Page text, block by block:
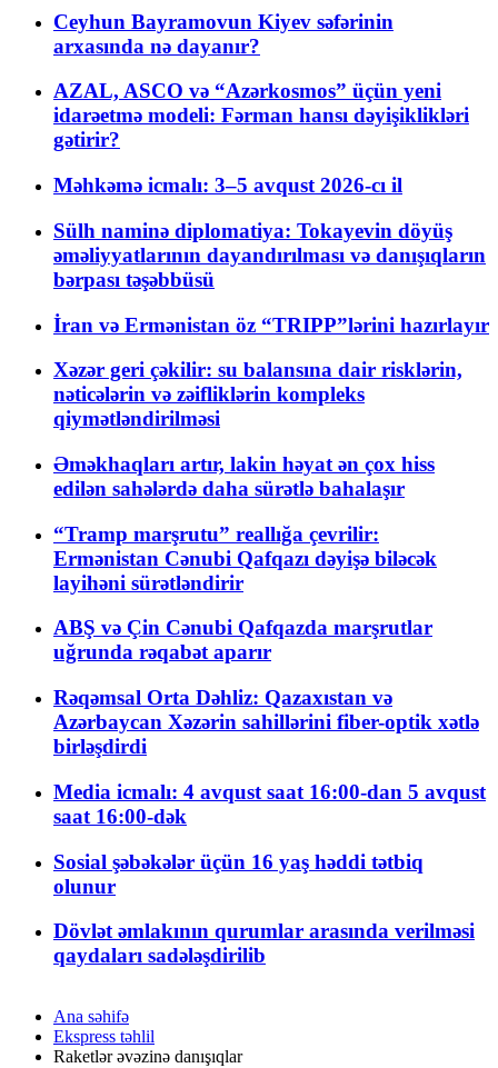
Ceyhun Bayramovun Kiyev səfərinin
arxasında nə dayanır?
AZAL, ASCO və “Azərkosmos” üçün yeni
idarəetmə modeli: Fərman hansı dəyişiklikləri
gətirir?
Məhkəmə icmalı: 3–5 avqust 2026-cı il
Sülh naminə diplomatiya: Tokayevin döyüş
əməliyyatlarının dayandırılması və danışıqların
bərpası təşəbbüsü
İran və Ermənistan öz “TRIPP”lərini hazırlayır
Xəzər geri çəkilir: su balansına dair risklərin,
nəticələrin və zəifliklərin kompleks
qiymətləndirilməsi
Əməkhaqları artır, lakin həyat ən çox hiss
edilən sahələrdə daha sürətlə bahalaşır
“Tramp marşrutu” reallığa çevrilir:
Ermənistan Cənubi Qafqazı dəyişə biləcək
layihəni sürətləndirir
ABŞ və Çin Cənubi Qafqazda marşrutlar
uğrunda rəqabət aparır
Rəqəmsal Orta Dəhliz: Qazaxıstan və
Azərbaycan Xəzərin sahillərini fiber-optik xətlə
birləşdirdi
Media icmalı: 4 avqust saat 16:00-dan 5 avqust
saat 16:00-dək
Sosial şəbəkələr üçün 16 yaş həddi tətbiq
olunur
Dövlət əmlakının qurumlar arasında verilməsi
qaydaları sadələşdirilib
Ana səhifə
Ekspress təhlil
Raketlər əvəzinə danışıqlar